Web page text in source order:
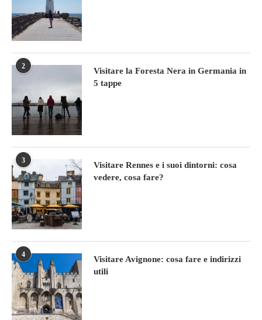
2
Visitare la Foresta Nera in Germania in
5 tappe
3
Visitare Rennes e i suoi dintorni: cosa
vedere, cosa fare?
4
Visitare Avignone: cosa fare e indirizzi
utili